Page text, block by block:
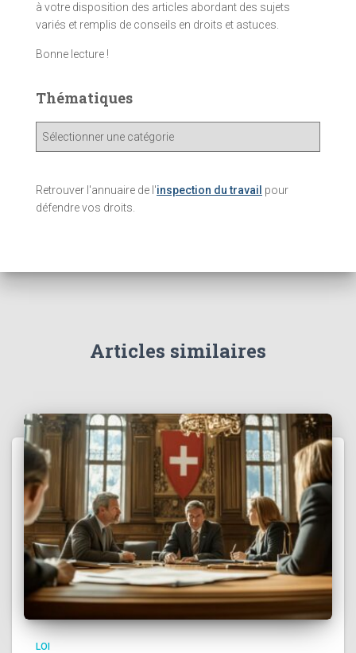
à votre disposition des articles abordant des sujets
variés et remplis de conseils en droits et astuces.
Bonne lecture !
Thématiques
u
Retrouver l'annuaire de l'inspection du travail pour
défendre vos droits.
Articles similaires
LOI